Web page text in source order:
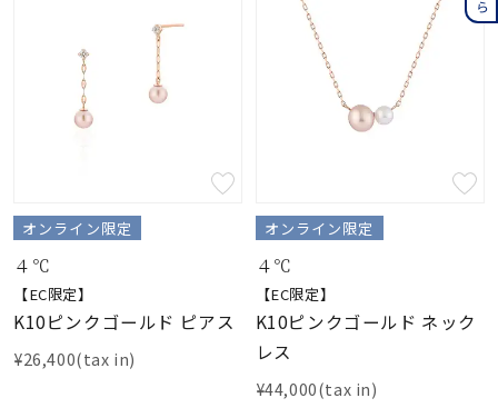
オンライン限定
４℃
【EC限定】
K10ピンクゴールド ピアス
¥26,400(tax in)
オンライン限定
４℃
【EC限定】
K10ピンクゴールド ネック
レス
¥44,000(tax in)